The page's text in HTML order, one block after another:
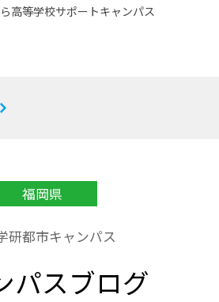
高等学校サポートキャンパス
福岡県
研都市キャンパス
パスブログ